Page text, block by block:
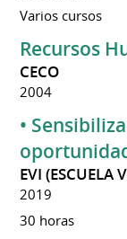
Varios cursos
Recursos
CECO
2004
•
EVI (ESCUELA
2019
30 horas